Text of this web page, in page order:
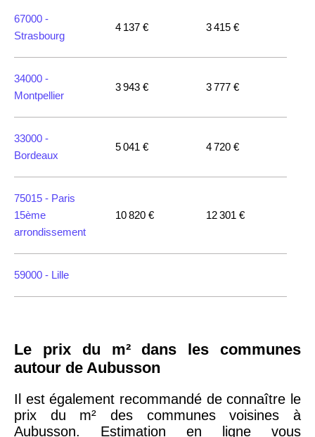
67000 -
Strasbourg
4 137 € 3 415 €
34000 -
Montpellier
3 943 € 3 777 €
33000 -
Bordeaux
5 041 € 4 720 €
75015 - Paris
15ème
arrondissement
10 820 € 12 301 €
59000 - Lille
75018 -
Paris
arrondissement
Le prix du m² dans les communes
autour de Aubusson
Il est également recommandé de connaître le
prix du m² des communes voisines à
Aubusson. Estimation en ligne vous